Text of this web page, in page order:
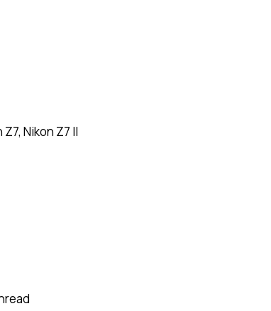
Nikon Z7 II